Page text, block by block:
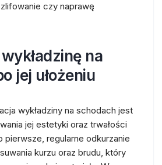
czy naprawę
na
jej ułożeniu
wykładziny na schodach jest
jej estetyki oraz trwałości
pierwsze, regularne odkurzanie
kurzu oraz brudu, który